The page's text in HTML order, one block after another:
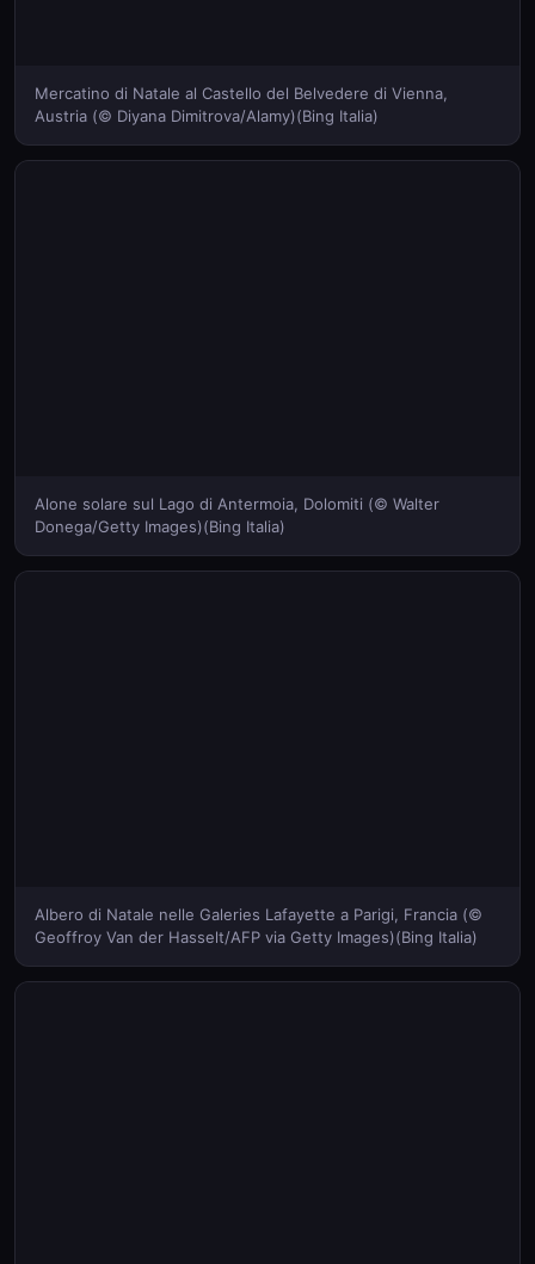
Mercatino di Natale al Castello del Belvedere di Vienna,
Austria (© Diyana Dimitrova/Alamy)(Bing Italia)
Alone solare sul Lago di Antermoia, Dolomiti (© Walter
Donega/Getty Images)(Bing Italia)
Albero di Natale nelle Galeries Lafayette a Parigi, Francia (©
Geoffroy Van der Hasselt/AFP via Getty Images)(Bing Italia)